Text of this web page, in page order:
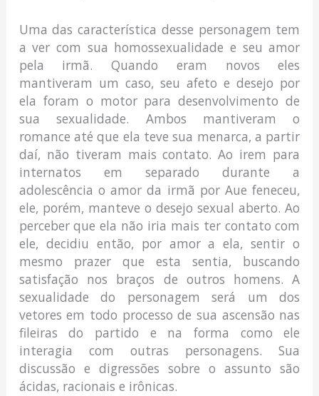
Uma das característica desse personagem tem
a ver com sua homossexualidade e seu amor
pela irmã. Quando eram novos eles
mantiveram um caso, seu afeto e desejo por
ela foram o motor para desenvolvimento de
sua sexualidade. Ambos mantiveram o
romance até que ela teve sua menarca, a partir
daí, não tiveram mais contato. Ao irem para
internatos em separado durante a
adolescência o amor da irmã por Aue feneceu,
ele, porém, manteve o desejo sexual aberto. Ao
perceber que ela não iria mais ter contato com
ele, decidiu então, por amor a ela, sentir o
mesmo prazer que esta sentia, buscando
satisfação nos braços de outros homens. A
sexualidade do personagem será um dos
vetores em todo processo de sua ascensão nas
fileiras do partido e na forma como ele
interagia com outras personagens. Sua
discussão e digressões sobre o assunto são
ácidas, racionais e irônicas.